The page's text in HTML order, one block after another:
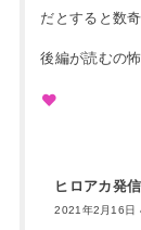
だとすると数
後編が読むの怖
ヒロアカ発
2021年2月16日